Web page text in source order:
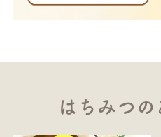
はちみつ